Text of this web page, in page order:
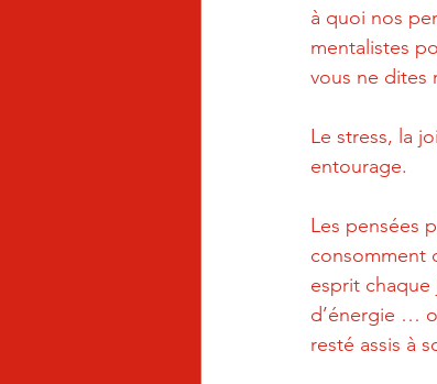
à quoi nos
mentalistes
vous ne dites
Le stress, la
entourage.
Les pensées
consomment
esprit
d’énergie …
resté assis à